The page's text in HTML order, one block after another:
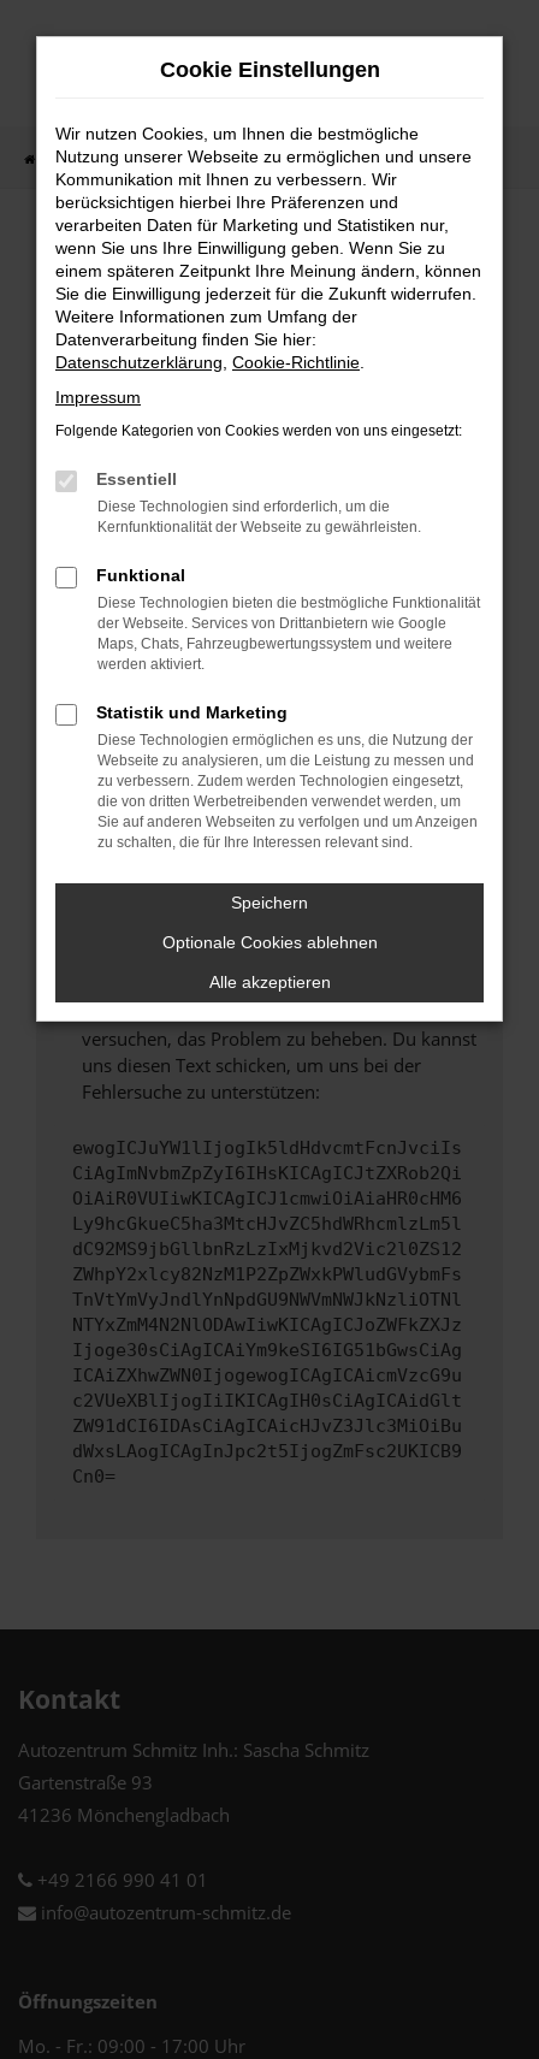
Zum
Startseite Tesla kaufen
FEHLER: NETWORK ERROR
Beim Laden ist ein Fehler aufgetreten.
Hier sind ein paar Tipps, die dir helfen können:
Überprüfe deine Firewall und deine
Internetverbindung.
Laden andere Webseiten, zum Beispiel deine
Suchmaschine?
Prüfe deine Browsererweiterungen.
Manche Erweiterungen, wie Werbeblocker,
verhindern. Funktioniert die Seite in einem
anderen Browser oder in einem privaten
Fenster?
Starte dein Gerät neu.
Das kann manchmal helfen, vorübergehende
Probleme zu beheben.
Stelle sicher, dass dein Browser und dein
Betriebssystem auf dem neuesten Stand
sind.
Veraltete Software birgt nicht nur ein
führen, dass bestimmte Funktionen nicht mehr
Wende dich an den Webseitenbetreiber.
Wenn du alle oben genannten Schritte versucht
versuchen, das Problem zu beheben. Du kannst
uns diesen Text schicken, um uns bei der
Fehlersuche zu unterstützen:
ewogICJuYW1lIjogIk5ldHdvcmtFcnJvciIs
CiAgImNvbmZpZyI6IHsKICAgICJtZXRob2Qi
OiAiR0VUIiwKICAgICJ1cmwiOiAiaHR0cHM6
Ly9hcGkueC5ha3MtcHJvZC5hdWRhcmlzLm5l
dC92MS9jbGllbnRzLzIxMjkvd2Vic2l0ZS12
ZWhpY2xlcy82NzM1P2ZpZWxkPWludGVybmFs
TnVtYmVyJndlYnNpdGU9NWVmNWJkNzliOTNl
NTYxZmM4N2NlODAwIiwKICAgICJoZWFkZXJz
Ijoge30sCiAgICAiYm9keSI6IG51bGwsCiAg
ICAiZXhwZWN0IjogewogICAgICAicmVzcG9u
c2VUeXBlIjogIiIKICAgIH0sCiAgICAidGlt
ZW91dCI6IDAsCiAgICAicHJvZ3Jlc3MiOiBu
dWxsLAogICAgInJpc2t5IjogZmFsc2UKICB9
Cn0=
Kontakt
Autozentrum Schmitz Inh.: Sascha Schmitz
Gartenstraße 93
41236 Mönchengladbach
+49 2166 990 41 01
info@autozentrum-schmitz.de
Öffnungszeiten
Mo. - Fr.: 09:00 - 17:00 Uhr
Cookie Einstellungen
Wir nutzen Cookies, um Ihnen die bestmögliche
Nutzung unserer Webseite zu ermöglichen und unsere
Kommunikation mit Ihnen zu verbessern. Wir
berücksichtigen hierbei Ihre Präferenzen und
verarbeiten Daten für Marketing und Statistiken nur,
wenn Sie uns Ihre Einwilligung geben. Wenn Sie zu
einem späteren Zeitpunkt Ihre Meinung ändern, können
Sie die Einwilligung jederzeit für die Zukunft widerrufen.
Weitere Informationen zum Umfang der
Datenverarbeitung finden Sie hier:
Datenschutzerklärung Cookie-Richtlinie
Impressum
Folgende Kategorien von Cookies werden von uns eingesetzt:
Essentiell
Diese Technologien sind erforderlich, um die
Kernfunktionalität der Webseite zu gewährleisten.
Funktional
Diese Technologien bieten die bestmögliche Funktionalität
der Webseite. Services von Drittanbietern wie Google
Maps, Chats, Fahrzeugbewertungssystem und weitere
werden aktiviert.
Statistik und Marketing
Diese Technologien ermöglichen es uns, die Nutzung der
Webseite zu analysieren, um die Leistung zu messen und
zu verbessern. Zudem werden Technologien eingesetzt,
die von dritten Werbetreibenden verwendet werden, um
Sie auf anderen Webseiten zu verfolgen und um Anzeigen
zu schalten, die für Ihre Interessen relevant sind.
Speichern
Optionale Cookies ablehnen
Alle akzeptieren